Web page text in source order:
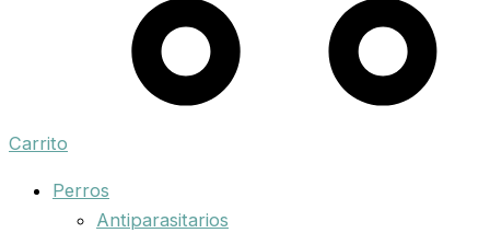
Carrito
Perros
Antiparasitarios